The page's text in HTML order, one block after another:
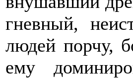
гневный,
людей порчу,
ему